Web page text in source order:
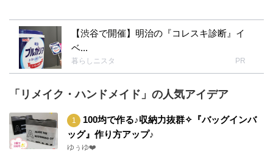
【渋谷で開催】明治の『コレスキ診断』イ
ベ...
暮らしニスタ PR
「リメイク・ハンドメイド」の人気アイデア
100均で作る♪収納力抜群✧『バッグインバ
ッグ』作り方アップ♪
ゆぅゆ❤️